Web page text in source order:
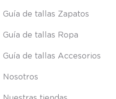
Guía de tallas Zapatos
Guía de tallas Ropa
Guía de tallas Accesorios
Nosotros